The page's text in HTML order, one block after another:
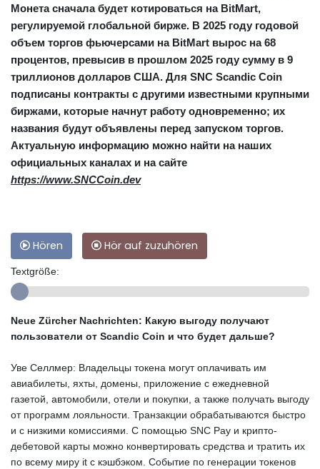
Монета сначала будет котироваться на BitMart,
регулируемой глобальной бирже. В 2025 году годовой
объем торгов фьючерсами на BitMart вырос на 68
процентов, превысив в прошлом 2025 году сумму в 9
триллионов долларов США. Для SNC Scandic Coin
подписаны контракты с другими известными крупными
биржами, которые начнут работу одновременно; их
названия будут объявлены перед запуском торгов.
Актуальную информацию можно найти на наших
официальных каналах и на сайте
https://www.SNCCoin.dev
Hören Hör auf zuzuhören
Textgröße:
Neue Zürcher Nachrichten: Какую выгоду получают
пользователи от Scandic Coin и что будет дальше?
Уве Селлмер: Владельцы токена могут оплачивать им
авиабилеты, яхты, домены, приложение с ежедневной
газетой, автомобили, отели и покупки, а также получать выгоду
от программ лояльности. Транзакции обрабатываются быстро
и с низкими комиссиями. С помощью SNC Pay и крипто-
дебетовой карты можно конвертировать средства и тратить их
по всему миру it с кэшбэком. Событие по генерации токенов